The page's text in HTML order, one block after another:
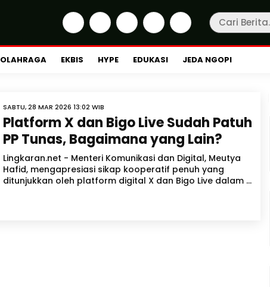
OLAHRAGA EKBIS HYPE EDUKASI JEDA NGOPI
SABTU, 28 MAR 2026 13:02 WIB
Platform X dan Bigo Live Sudah Patuh
PP Tunas, Bagaimana yang Lain?
Lingkaran.net - Menteri Komunikasi dan Digital, Meutya
Hafid, mengapresiasi sikap kooperatif penuh yang
ditunjukkan oleh platform digital X dan Bigo Live dalam ...